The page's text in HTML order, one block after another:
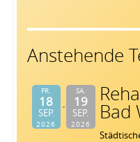
Anstehende
FR.
18
SEP.
2026
SA.
19
SEP.
2026
Bad